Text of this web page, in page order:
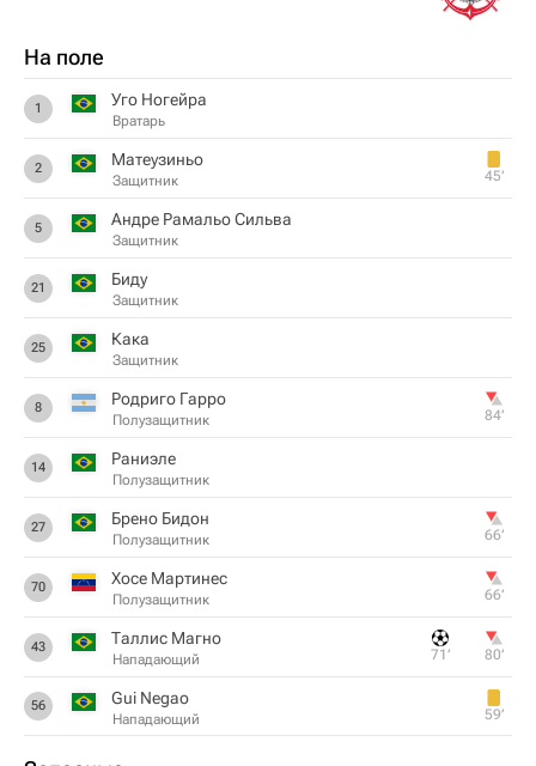
На поле
1 Уго Ногейра
Вратарь
2 Матеузиньо
Защитник 45‎’‎
5 Андре Рамальо Сильва
Защитник
21 Биду
Защитник
25 Кака
Защитник
8 Родриго Гарро
Полузащитник 84‎’‎
14 Раниэле
Полузащитник
27 Брено Бидон
Полузащитник 66‎’‎
70 Хосе Мартинес
Полузащитник 66‎’‎
43 Таллис Магно
Нападающий 71‎’‎ 80‎’‎
56 Gui Negao
Нападающий 59‎’‎